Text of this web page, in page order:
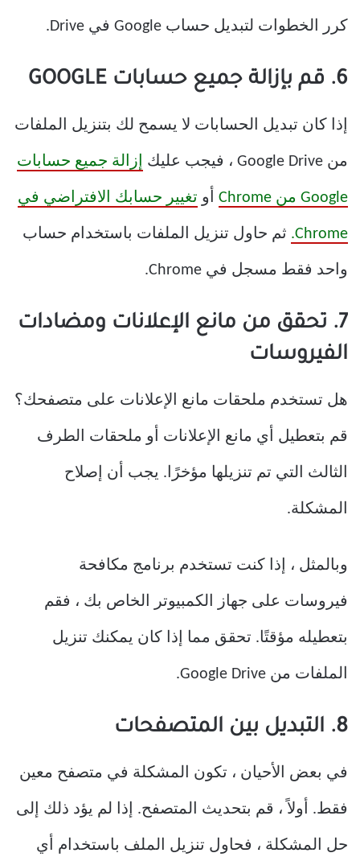
كرر الخطوات لتبديل حساب Google في Drive.
6. قم بإزالة جميع حسابات GOOGLE
إذا كان تبديل الحسابات لا يسمح لك بتنزيل الملفات
من Google Drive ، فيجب عليك إزالة جميع حسابات
Google من Chrome أو تغيير حسابك الافتراضي في
Chrome. ثم حاول تنزيل الملفات باستخدام حساب
واحد فقط مسجل في Chrome.
7. تحقق من مانع الإعلانات ومضادات
الفيروسات
هل تستخدم ملحقات مانع الإعلانات على متصفحك؟
قم بتعطيل أي مانع الإعلانات أو ملحقات الطرف
الثالث التي تم تنزيلها مؤخرًا. يجب أن إصلاح
المشكلة.
وبالمثل ، إذا كنت تستخدم برنامج مكافحة
فيروسات على جهاز الكمبيوتر الخاص بك ، فقم
بتعطيله مؤقتًا. تحقق مما إذا كان يمكنك تنزيل
الملفات من Google Drive.
8. التبديل بين المتصفحات
في بعض الأحيان ، تكون المشكلة في متصفح معين
فقط. أولاً ، قم بتحديث المتصفح. إذا لم يؤد ذلك إلى
حل المشكلة ، فحاول تنزيل الملف باستخدام أي